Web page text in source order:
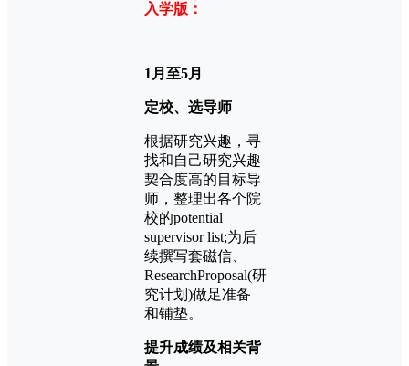
入学版：
1月至5月
定校、选导师
根据研究兴趣，寻
找和自己研究兴趣
契合度高的目标导
师，整理出各个院
校的potential
supervisor list;为后
续撰写套磁信、
ResearchProposal(研
究计划)做足准备
和铺垫。
提升成绩及相关背